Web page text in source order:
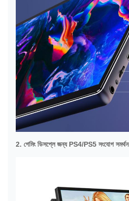
2. গেমিং ডিসপ্লে জন্য PS4/PS5 সংযোগ সমর্থন